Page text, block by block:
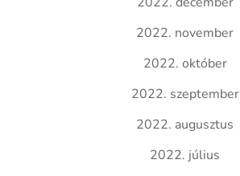
2022. november
2022. október
2022. szeptember
2022. augusztus
2022. július